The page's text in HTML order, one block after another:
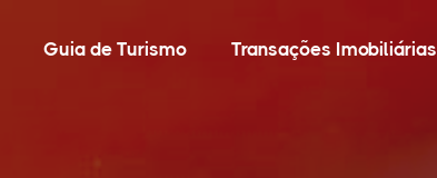
Guia de Turismo Transações Imobiliárias